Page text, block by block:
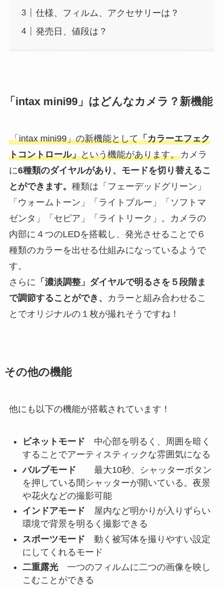
仕様、フィルム、アクセサリーは？
発売日、値段は？
「intax mini99」はどんなカメラ？新機能
「intax mini99」の新機能として「カラーエフェク
トコントロール」という機能があります。カメラ
に6種類のダイヤルがあり、モードを切り替えるこ
とができます。 種類は「フェーデッドグリーン」
「ウォームトーン」「ライトブルー」「ソフトマ
ゼンタ」「セピア」「ライトリーク」。カメラの
内部に４つのLEDを搭載し、発光させることで６
種類のカラーを出せる仕組みになっているようで
す。
さらに 「濃淡調整」ダイヤルで明るさを５段階ま
で調節することができ、
カラーと組み合わせるこ
とでオリジナルの１枚が撮れそうですね！
その他の機能
他にも以下の機能が搭載されています！
ビネットモード 中心部を明るく、周囲を暗く
することでアーティスティックな雰囲気になる
バルブモード 最大10秒、シャッターボタン
を押している間シャッターが開いている。夜景
や花火などの撮影可能
インドアモード 屋内など明かりが入りずらい
環境で背景を明るく撮影できる
スポーツモード 動く被写体を撮りやすい設定
にしてくれるモード
二重露光一つのフィルムに二つの画像を映し
こむことができる